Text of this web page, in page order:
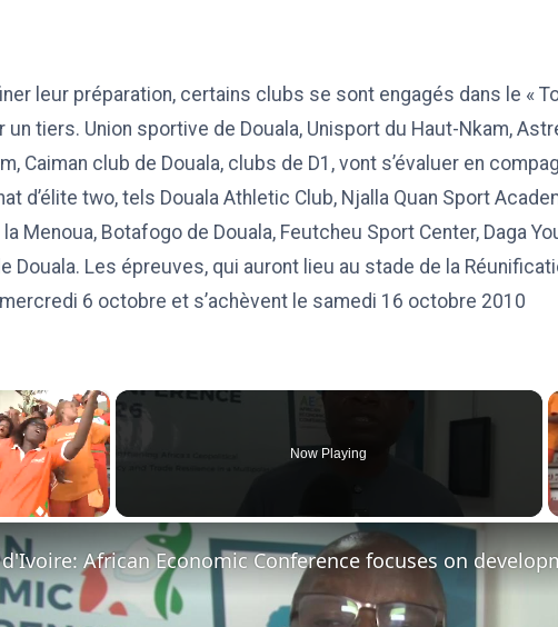
leur préparation, certains clubs se sont engagés dans le «
un tiers. Union sportive de Douala, Unisport du Haut-Nkam,
Caiman club de Douala, clubs de D1, vont s’évaluer en
d’élite two, tels Douala Athletic Club, Njalla Quan Sport
Menoua, Botafogo de Douala, Feutcheu Sport Center, Daga
Douala. Les épreuves, qui auront lieu au stade de la
6 octobre et s’achèvent le samedi 16 octobre 2010
×
Now Playing